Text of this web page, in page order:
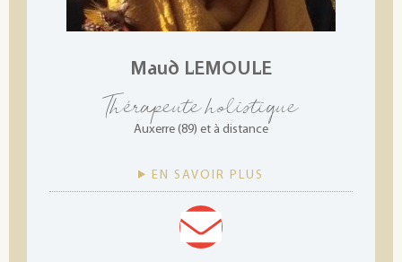
Maud LEMOULE
Thérapeute holistique
Auxerre (89) et à distance
EN SAVOIR PLUS